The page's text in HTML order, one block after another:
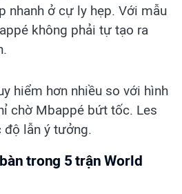
nhanh ở cự ly hẹp. Với mẫu
không phải tự tạo ra
hiểm hơn nhiều so với hình
chờ Mbappé bứt tốc. Les
độ lẫn ý tưởng.
trong 5 trận World